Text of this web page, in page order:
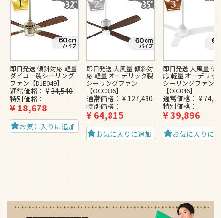
即日発送 傾斜対応 軽量
ダイコー製シーリング
ファン【DJE049】
通常価格 ¥34,540
特別価格
¥18,678
お気に入りに追加
即日発送 大風量 傾斜対
応 軽量 オーデリック製
シーリングファン
【OCC336】
通常価格 ¥127,490
特別価格
¥64,815
お気に入りに追加
即日発送 大風量 傾
応 軽量 オーデリッ
シーリングファン
【OIC046】
通常価格 ¥
特別価格
¥39,896
お気に入りに